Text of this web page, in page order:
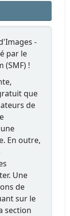
-
par le
(SMF) !
que
de
En outre,
Une
de
sur le
section